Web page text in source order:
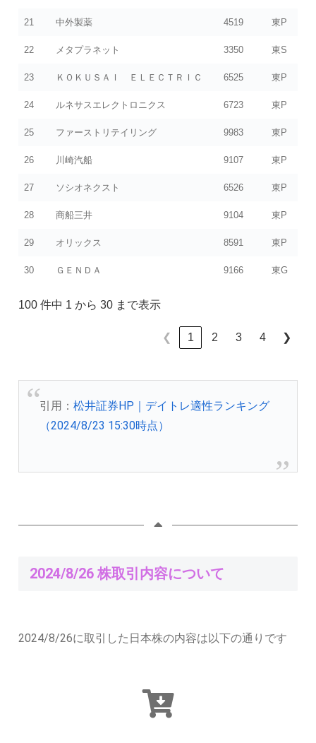
21 中外製薬 4519 東P
22 メタプラネット 3350 東S
23 ＫＯＫＵＳＡＩ ＥＬＥＣＴＲＩＣ 6525 東P
24 ルネサスエレクトロニクス 6723 東P
25 ファーストリテイリング 9983 東P
26 川崎汽船 9107 東P
27 ソシオネクスト 6526 東P
28 商船三井 9104 東P
29 オリックス 8591 東P
30 ＧＥＮＤＡ 9166 東G
100 件中 1 から 30 まで表示
❮ 1 2 3 4 ❯
引用： 松井証券HP｜デイトレ適性ランキング
（2024/8/23 15:30時点）
2024/8/26 株取引内容について
2024/8/26に取引した日本株の内容は以下の通りです